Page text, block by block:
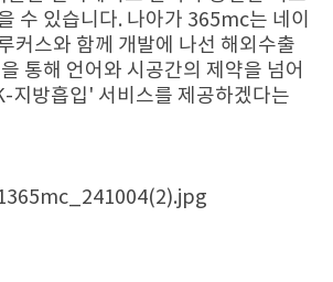
수 있습니다. 나아가 365mc는 네이
커스와 함께 개발에 나선 해외수출
통해 언어와 시공간의 제약을 넘어
지방흡입' 서비스를 제공하겠다는